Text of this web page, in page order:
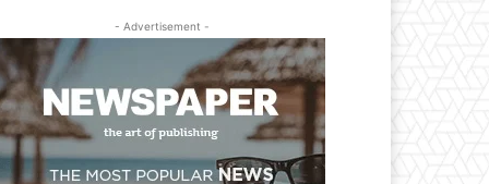
- Advertisement -